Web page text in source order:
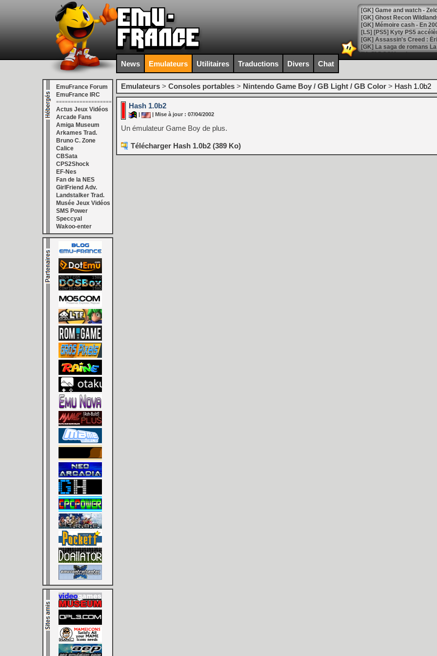
[Mo5] DOOM arrive en
[GK] Bethesda fête les 30
[GK] Roblox : l'action en
[GK] Agenda - GeForce
[LS] [PS5] ps5-y2jb-
[GK] Pourquoi Marvel
[GK] Test : Restory : Chill
[GK] GTA 6 : Rockstar
[GK] Hot Wheels Infinite
[GK] Mémoire cash -
[GK] Résultats Nintendo :
[GK] Déjà des
[Mo5] Brickboy cherche à
[GK] Minecraft et ses «
[GK] Beast of
[GK] Ubisoft : fin de partie
[GK] Mémoire cash -
[GK] Dan Houser (GTA)
[GK] Comment EA Sports
[GK] Crimson Moon : un
[GK] Isle of Reveries : le
[GK] Moonlighter 2 : The
[GK] Capcom relance
[Mo5] Deux inédits du
[GK] Le beat'em up The
[GK] Endless Legend 2 :
[LS] [PS5] Premiers
News Emulateurs Utilitaires Traductions Divers Chat
EmuFrance Forum
EmuFrance IRC
===================
Actus Jeux Vidéos
Arcade Fans
Amiga Museum
Arkames Trad.
Bruno C. Zone
Calice
CBSata
CPS2Shock
EF-Nes
Fan de la NES
GirlFriend Adv.
Landstalker Trad.
Musée Jeux Vidéos
SMS Power
Speccyal
Wakoo-enter
Emulateurs > Consoles portables > Nintendo Game Boy / GB Light / GB Color > Hash 1.0b2
Hash 1.0b2
| Mise à jour : 07/04/2002
Un émulateur Game Boy de plus.
Télécharger Hash 1.0b2 (389 Ko)